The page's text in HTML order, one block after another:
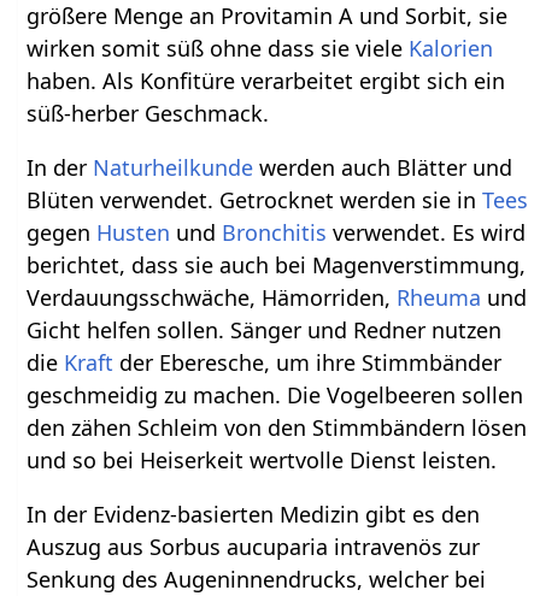
größere Menge an Provitamin A und Sorbit, sie
wirken somit süß ohne dass sie viele Kalorien
haben. Als Konfitüre verarbeitet ergibt sich ein
süß-herber Geschmack.
In der Naturheilkunde werden auch Blätter und
Blüten verwendet. Getrocknet werden sie inTees
gegen Husten und Bronchitis verwendet. Es wird
berichtet, dass sie auch bei Magenverstimmung,
Verdauungsschwäche, Hämorriden, Rheuma und
Gicht helfen sollen. Sänger und Redner nutzen
die Kraft der Eberesche, um ihre Stimmbänder
geschmeidig zu machen. Die Vogelbeeren sollen
den zähen Schleim von den Stimmbändern lösen
und so bei Heiserkeit wertvolle Dienst leisten.
In der Evidenz-basierten Medizin gibt es den
Auszug aus Sorbus aucuparia intravenös zur
Senkung des Augeninnendrucks, welcher bei